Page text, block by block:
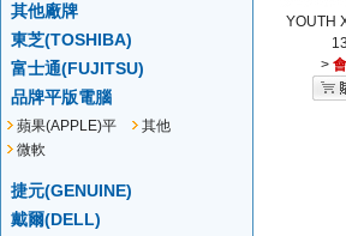
其他廠牌
東芝(TOSHIBA)
富士通(FUJITSU)
品牌平版電腦
蘋果(APPLE)平
版
其他
微軟
捷元(GENUINE)
戴爾(DELL)
YOUTH
>